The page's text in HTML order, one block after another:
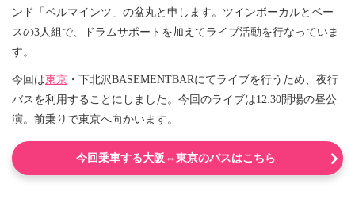
ンド「ベルマインツ」の盆丸と申します。ツインボーカルとベー
スの3人組で、ドラムサポートを加えてライブ活動を行なっていま
す。
今回は東京 ・下北沢BASEMENTBARにてライブを行うため、夜行
バスを利用することにしました。今回のライブは12:30開場の昼公
演。前乗りで東京へ向かいます。
今回乗車する大阪⇔東京のバスはこちら